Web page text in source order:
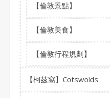
【倫敦景點】
【倫敦美食】
【倫敦行程規劃】
【柯茲窩】Cotswolds